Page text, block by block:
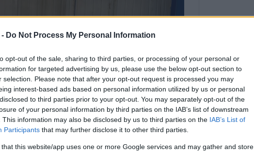
Do Not Process My Personal Information
opt-out of the sale, sharing to third parties, or processing of your personal or
for targeted advertising by us, please use the below opt-out section to
selection. Please note that after your opt-out request is processed you may
interest-based ads based on personal information utilized by us or personal
to third parties prior to your opt-out. You may separately opt-out of the
of your personal information by third parties on the IAB’s list of downstream
This information may also be disclosed by us to third parties on the IAB’s List of
Participants that may further disclose it to other third parties.
that this website/app uses one or more Google services and may gather and store